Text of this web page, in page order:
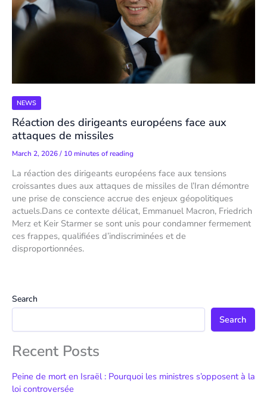
NEWS
Réaction des dirigeants européens face aux
attaques de missiles
March 2, 2026/ 10 minutes of reading
La réaction des dirigeants européens face aux tensions
croissantes dues aux attaques de missiles de l’Iran démontre
une prise de conscience accrue des enjeux géopolitiques
actuels.Dans ce contexte délicat, Emmanuel Macron, Friedrich
Merz et Keir Starmer se sont unis pour condamner fermement
ces frappes, qualifiées d’indiscriminées et de
disproportionnées.
Search
Search
Recent Posts
Peine de mort en Israël : Pourquoi les ministres s’opposent à la
loi controversée